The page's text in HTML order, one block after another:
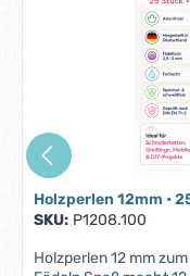
Holzperlen 12mm •
SKU: P1208.100
Holzperlen 12 mm